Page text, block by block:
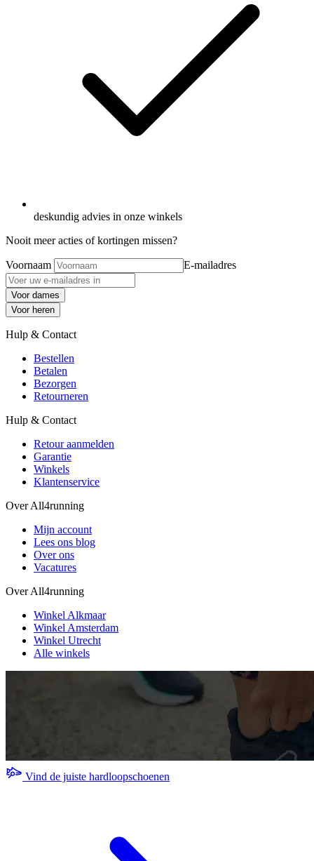
deskundig advies in onze winkels
Nooit meer acties of kortingen missen?
Voornaam E-mailadres
Voor dames
Voor heren
Hulp & Contact
Bestellen
Betalen
Bezorgen
Retourneren
Hulp & Contact
Retour aanmelden
Garantie
Winkels
Klantenservice
Over All4running
Mijn account
Lees ons blog
Over ons
Vacatures
Over All4running
Winkel Alkmaar
Winkel Amsterdam
Winkel Utrecht
Alle winkels
Vind de juiste hardloopschoenen